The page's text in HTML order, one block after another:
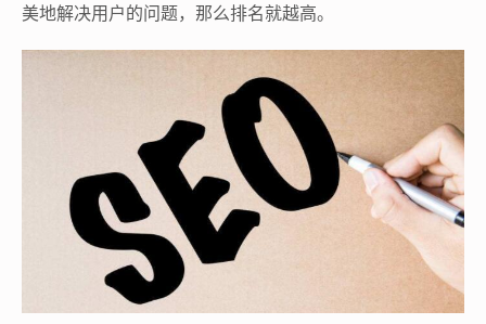
美地解决用户的问题，那么排名就越高。